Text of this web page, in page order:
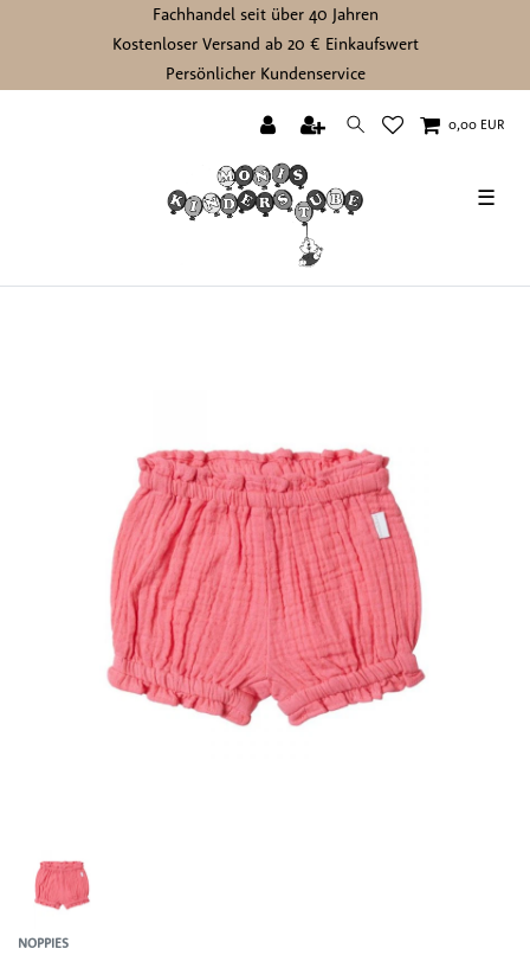
Fachhandel seit über 40 Jahren
Kostenloser Versand ab 20 € Einkaufswert
Persönlicher Kundenservice
0,00 EUR
☰
NOPPIES